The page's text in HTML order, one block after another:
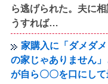
ら逃げられた。夫に
うすれば…
家購入に「ダメダ
の家じゃありません
が自ら〇〇を口にし